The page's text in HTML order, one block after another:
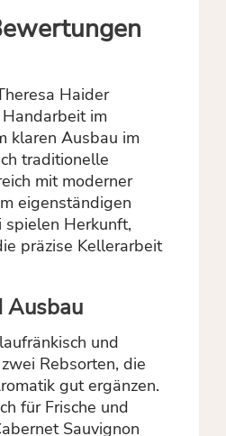
Haider
im
klaren Ausbau im
traditionelle
mit moderner
eigenständigen
spielen Herkunft,
präzise Kellerarbeit
Ausbau
und
Rebsorten, die
gut ergänzen.
für Frische und
Sauvignon